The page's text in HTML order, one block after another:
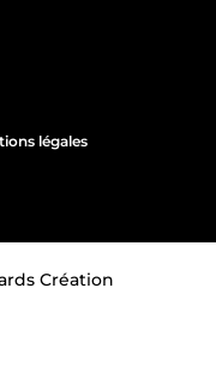
légales
Création